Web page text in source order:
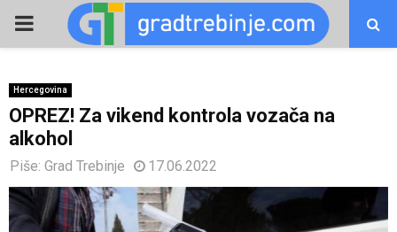
PRIMARY
Hercegovina
OPREZ! Za vikend kontrola vozača na
alkohol
Piše: Grad Trebinje 17.06.2022